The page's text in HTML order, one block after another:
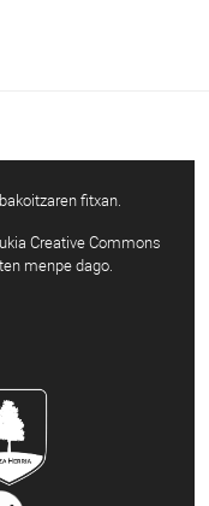
fitxan.
Creative Commons
menpe dago.